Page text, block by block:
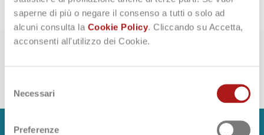
saperne di più o negare il consenso a tutti o solo ad
alcuni consulta la Cookie Policy. Cliccando su Accetta,
acconsenti all'utilizzo dei Cookie.
del
consenso
Necessari
Preferenze